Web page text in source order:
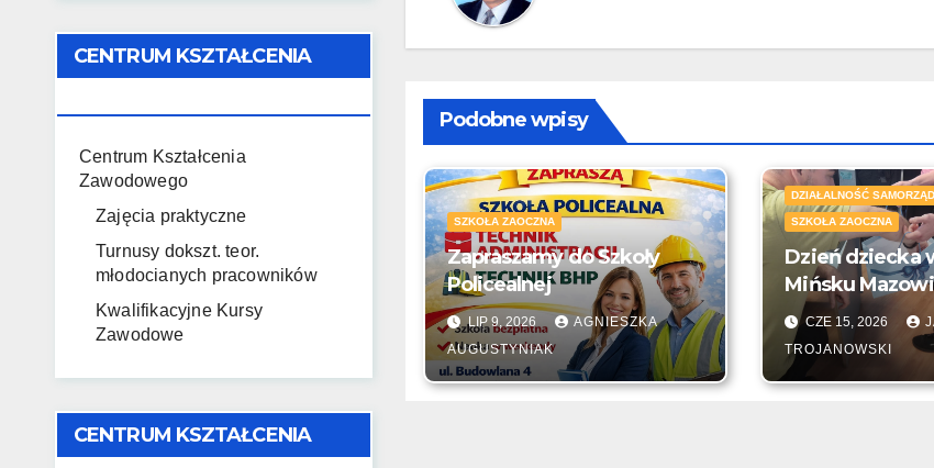
CENTRUM KSZTAŁCENIA
Centrum Kształcenia
Zawodowego
Zajęcia praktyczne
Turnusy dokszt. teor.
młodocianych pracowników
Kwalifikacyjne Kursy
Zawodowe
CENTRUM KSZTAŁCENIA
Podobne wpisy
SZKOŁA ZAOCZNA
Zapraszamy do Szkoły
Policealnej
LIP 9, 2026
AGNIESZKA
AUGUSTYNIAK
DZIAŁALNOŚĆ
SZKOŁA ZAOCZNA
Dzień dziecka
Mińsku
CZE 15, 2026
TROJANOWSKI